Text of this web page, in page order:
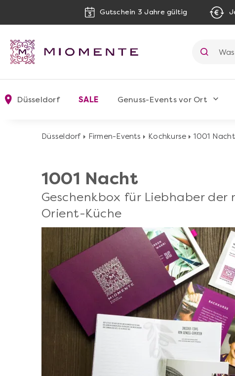
Gutschein 3 Jahre gültig
Düsseldorf SALE Genuss-Events vor Ort
Düsseldorf Firmen-Events Kochkurse 1001 Nacht
1001 Nacht
Geschenkbox für Liebhaber
Orient-Küche